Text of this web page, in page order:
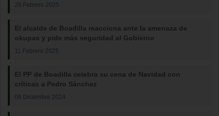
26 Febrero 2025
El alcalde de Boadilla reacciona ante la amenaza de
okupas y pide más seguridad al Gobierno
11 Febrero 2025
El PP de Boadilla celebra su cena de Navidad con
críticas a Pedro Sánchez
06 Diciembre 2024